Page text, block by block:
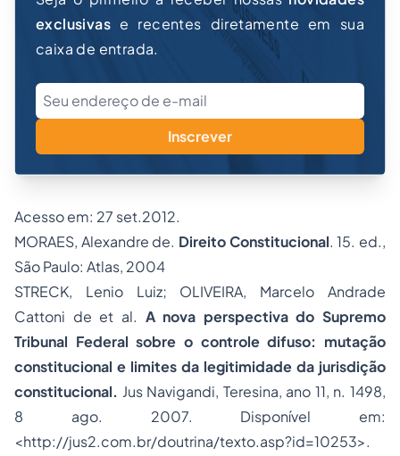
exclusivas e recentes diretamente em sua
caixa de entrada.
Inscrever
Acesso em: 27 set.2012.
MORAES, Alexandre de. Direito Constitucional. 15. ed.,
São Paulo: Atlas, 2004
STRECK, Lenio Luiz; OLIVEIRA, Marcelo Andrade
Cattoni de et al. A nova perspectiva do Supremo
Tribunal Federal sobre o controle difuso: mutação
constitucional e limites da legitimidade da jurisdição
constitucional. Jus Navigandi, Teresina, ano 11, n. 1498,
8 ago. 2007. Disponível em:
<http://jus2.com.br/doutrina/texto.asp?id=10253>.